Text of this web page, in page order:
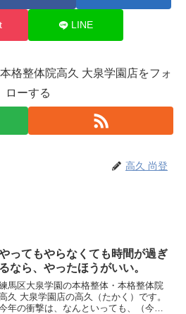
LINE
格整体院高久 大泉学園店をフォ
ローする
高久 尚登
ってもやらなくても時間が過ぎ
るなら、やったほうがいい。
馬区大泉学園の本格整体・本格整体院
久 大泉学園店の高久（たかく）です。
年の衝撃は、なんといっても、（今度